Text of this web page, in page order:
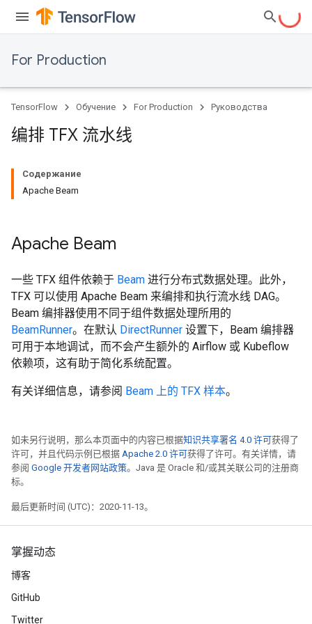
For Production
TensorFlow Обучение For Production Руководства
编排 TFX 流水线
Содержание
Apache Beam
Apache Beam
一些 TFX 组件依赖于 Beam 进行分布式数据处理。此外，
TFX 可以使用 Apache Beam 来编排和执行流水线 DAG。
Beam 编排器使用不同于组件数据处理所用的
BeamRunner。在默认 DirectRunner 设置下，Beam 编排器
可用于本地调试，而不会产生额外的 Airflow 或 Kubeflow
依赖项，这有助于简化系统配置。
有关详细信息，请参阅 Beam 上的 TFX 样本。
如未另行说明，那么本页面中的内容已根据知识共享署名 4.0 许可获得了
许可，并且代码示例已根据 Apache 2.0 许可获得了许可。有关详情，请
参阅 Google 开发者网站政策。Java 是 Oracle 和/或其关联公司的注册商
标。
最后更新时间 (UTC)：2020-11-13。
掌握动态
博客
GitHub
Twitter